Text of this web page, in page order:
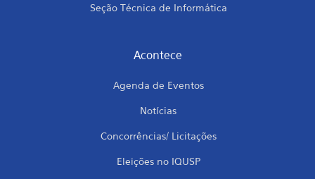
Seção Técnica de Informática
Acontece
Agenda de Eventos
Notícias
Concorrências/ Licitações
Eleições no IQUSP